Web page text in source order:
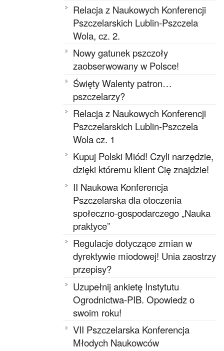
Relacja z Naukowych Konferencji
Pszczelarskich Lublin-Pszczela
Wola, cz. 2.
Nowy gatunek pszczoły
zaobserwowany w Polsce!
Święty Walenty patron…
pszczelarzy?
Relacja z Naukowych Konferencji
Pszczelarskich Lublin-Pszczela
Wola cz. 1
Kupuj Polski Miód! Czyli narzędzie,
dzięki któremu klient Cię znajdzie!
II Naukowa Konferencja
Pszczelarska dla otoczenia
społeczno-gospodarczego „Nauka
praktyce”
Regulacje dotyczące zmian w
dyrektywie miodowej! Unia zaostrzy
przepisy?
Uzupełnij ankietę Instytutu
Ogrodnictwa-PIB. Opowiedz o
swoim roku!
VII Pszczelarska Konferencja
Młodych Naukowców